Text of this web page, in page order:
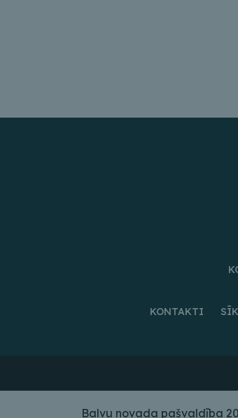
KONTAKTI
Balvu novada pašvaldība